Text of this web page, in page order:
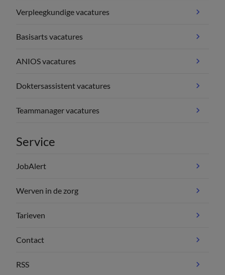
Verpleegkundige vacatures
Basisarts vacatures
ANIOS vacatures
Doktersassistent vacatures
Teammanager vacatures
Service
JobAlert
Werven in de zorg
Tarieven
Contact
RSS